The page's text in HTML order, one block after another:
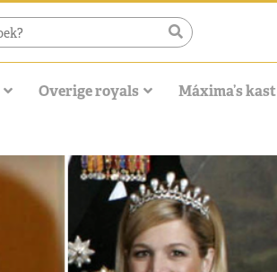
Overige royals Máxima’s kast